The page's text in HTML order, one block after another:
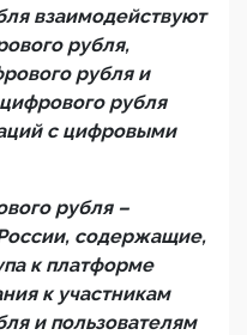
взаимодействуют
рубля,
рубля и
рубля
с цифровыми
рубля –
содержащие,
к платформе
к участникам
и пользователям